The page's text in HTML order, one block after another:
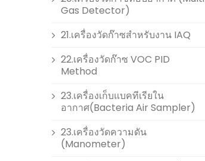
Gas Detector)
21.เครื่องวัดก๊าซสำหรับงาน IAQ
22.เครื่องวัดก๊าซ VOC PID
Method
23.เครื่องเก็บแบคทีเรียใน
อากาศ(Bacteria Air Sampler)
23.เครื่องวัดความดัน
(Manometer)